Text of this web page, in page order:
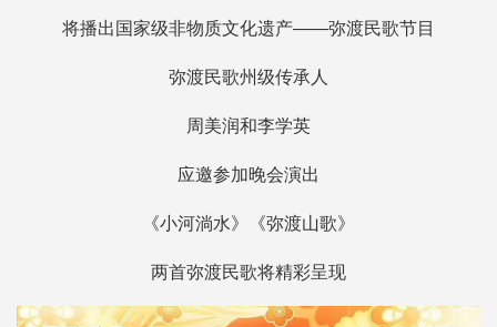
将播出国家级非物质文化遗产——弥渡民歌节目
弥渡民歌州级传承人
周美润和李学英
应邀参加晚会演出
《小河淌水》《弥渡山歌》
两首弥渡民歌将精彩呈现